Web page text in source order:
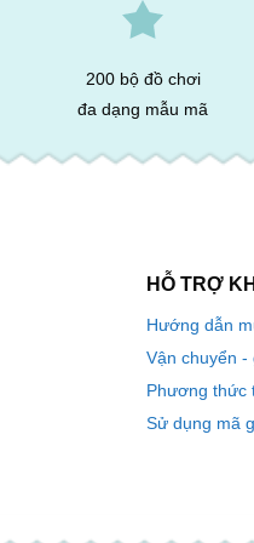
200 bộ đồ chơi
đa dạng mẫu mã
HỖ TRỢ
Hướng dẫn
Vận chuyển -
Phương thức
Sử dụng mã